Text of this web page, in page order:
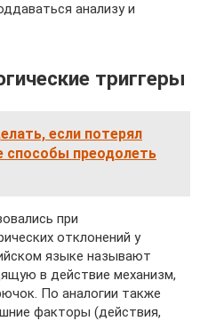
анализу и
триггеры
если потерял
способы преодолеть
при
отклонений у
языке называют
в действие механизм,
По аналогии также
факторы (действия,